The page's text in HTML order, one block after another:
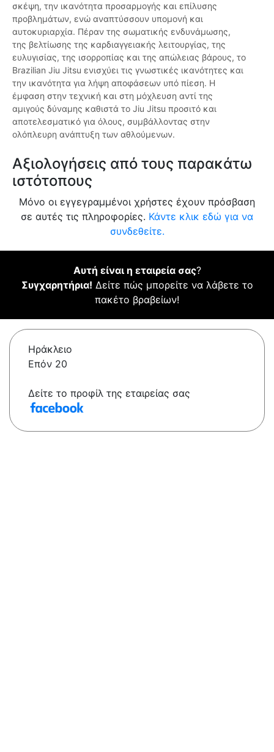
σκέψη, την ικανότητα προσαρμογής και επίλυσης
προβλημάτων, ενώ αναπτύσσουν υπομονή και
αυτοκυριαρχία. Πέραν της σωματικής ενδυνάμωσης,
της βελτίωσης της καρδιαγγειακής λειτουργίας, της
ευλυγισίας, της ισορροπίας και της απώλειας βάρους, το
Brazilian Jiu Jitsu ενισχύει τις γνωστικές ικανότητες και
την ικανότητα για λήψη αποφάσεων υπό πίεση. Η
έμφαση στην τεχνική και στη μόχλευση αντί της
αμιγούς δύναμης καθιστά το Jiu Jitsu προσιτό και
αποτελεσματικό για όλους, συμβάλλοντας στην
ολόπλευρη ανάπτυξη των αθλούμενων.
Αξιολογήσεις από τους παρακάτω
ιστότοπους
Μόνο οι εγγεγραμμένοι χρήστες έχουν πρόσβαση
σε αυτές τις πληροφορίες. Κάντε κλικ εδώ για να
συνδεθείτε.
Αυτή είναι η εταιρεία σας?
Συγχαρητήρια! Δείτε πώς μπορείτε να λάβετε το
πακέτο βραβείων!
Ηράκλειο
Επόν 20
Δείτε το προφίλ της εταιρείας σας